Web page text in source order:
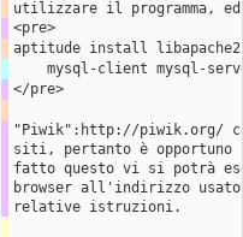
utilizzare il programma,
<pre>
aptitude install libapache2-
mysql-client mysql-
</pre>
"Piwik":http://piwik.org/
siti, pertanto è opportuno
fatto questo vi si potrà
browser all'indirizzo
relative istruzioni.